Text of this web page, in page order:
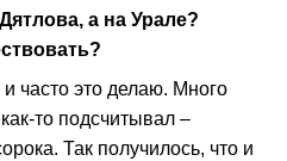
а на Урале?
часто это делаю. Много
то подсчитывал –
Так получилось, что и